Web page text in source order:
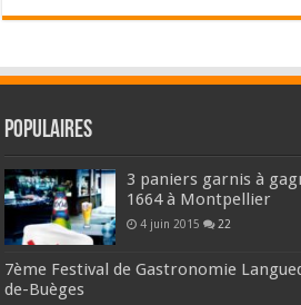
Populaires
3 paniers garnis à
1664 à Montpellier
4 juin 2015 22
7ème Festival de Gastronomie
de-Buèges